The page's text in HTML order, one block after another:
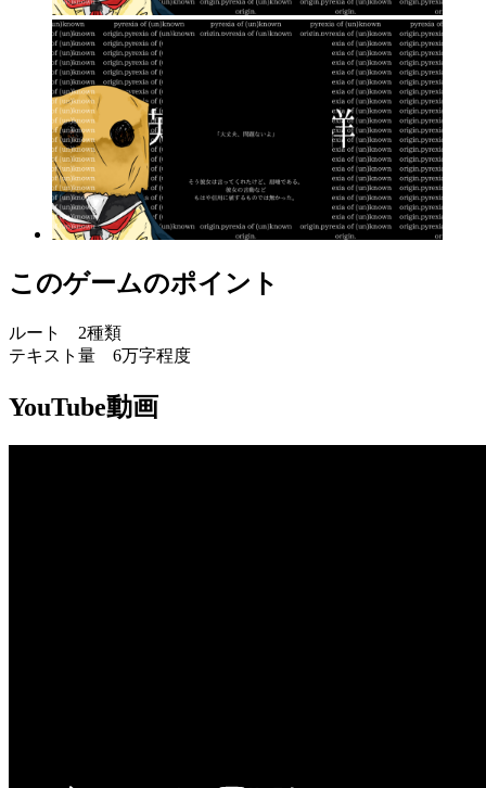
このゲームのポイント
ルート 2種類
テキスト量 6万字程度
YouTube動画